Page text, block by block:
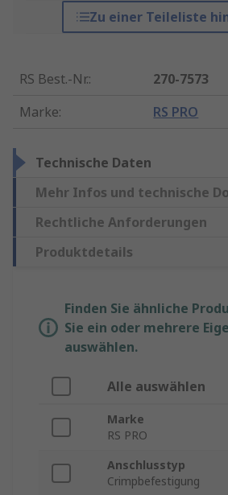
Zu einer Teileliste
RS Best.-Nr.:
270-7573
Marke: RS PRO
Technische Daten
Mehr Infos und technische
Rechtliche Anforderungen
Produktdetails
Finden Sie ähnliche
Sie ein oder mehrere
auswählen.
Alle auswählen
Marke
RS PRO
Anschlusstyp
Crimpbefestigung